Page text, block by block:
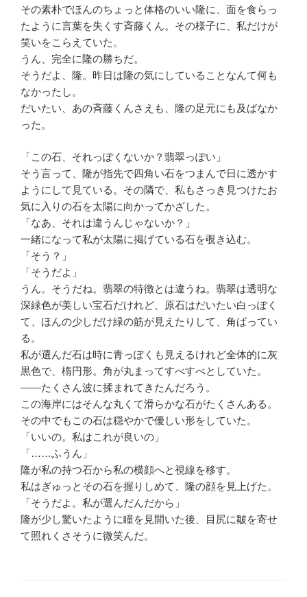
その素朴でほんのちょっと体格のいい隆に、面を食らっ
たように言葉を失くす斉藤くん。その様子に、私だけが
笑いをこらえていた。
うん、完全に隆の勝ちだ。
そうだよ、隆。昨日は隆の気にしていることなんて何も
なかったし。
だいたい、あの斉藤くんさえも、隆の足元にも及ばなか
った。
「この石、それっぽくないか？翡翠っぽい」
そう言って、隆が指先で四角い石をつまんで日に透かす
ようにして見ている。その隣で、私もさっき見つけたお
気に入りの石を太陽に向かってかざした。
「なあ、それは違うんじゃないか？」
一緒になって私が太陽に掲げている石を覗き込む。
「そう？」
「そうだよ」
うん。そうだね。翡翠の特徴とは違うね。翡翠は透明な
深緑色が美しい宝石だけれど、原石はだいたい白っぽく
て、ほんの少しだけ緑の筋が見えたりして、角ばってい
る。
私が選んだ石は時に青っぽくも見えるけれど全体的に灰
黒色で、楕円形。角が丸まってすべすべとしていた。
――たくさん波に揉まれてきたんだろう。
この海岸にはそんな丸くて滑らかな石がたくさんある。
その中でもこの石は穏やかで優しい形をしていた。
「いいの。私はこれが良いの」
「……ふうん」
隆が私の持つ石から私の横顔へと視線を移す。
私はぎゅっとその石を握りしめて、隆の顔を見上げた。
「そうだよ。私が選んだんだから」
隆が少し驚いたように瞳を見開いた後、目尻に皺を寄せ
て照れくさそうに微笑んだ。